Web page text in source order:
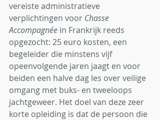
vereiste administratieve
verplichtingen voor Chasse
Accompagnée in Frankrijk reeds
opgezocht: 25 euro kosten, een
begeleider die minstens vijf
opeenvolgende jaren jaagt en voor
beiden een halve dag les over veilige
omgang met buks- en tweeloops
jachtgeweer. Het doel van deze zeer
korte opleiding is dat de persoon die